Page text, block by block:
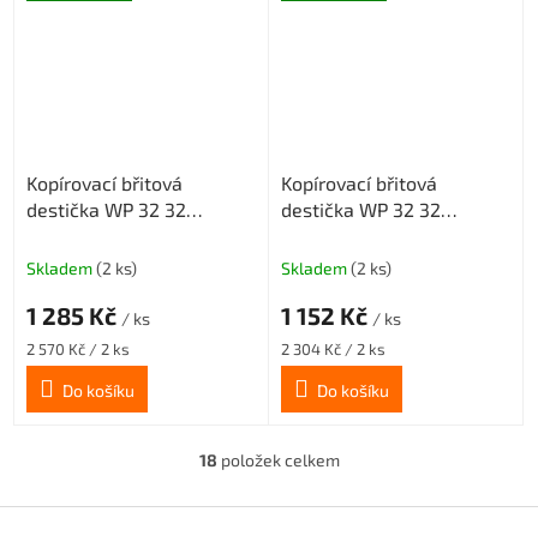
Kopírovací břitová
destička WP 32 32
geometrie MG, povlak
Skladem(2 ks)
1 285 Kč / ks
Měrná
cena:
2 570 Kč / 2 ks
Do košíku
Kopírovací břitová
destička WP 32 32
povlak CX23TX
Skladem(2 ks)
1 152 Kč / ks
Měrná
cena:
2 304 Kč / 2 ks
Do košíku
O
l
18 položek celkem